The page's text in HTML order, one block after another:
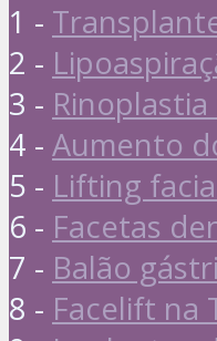
1 -
2 -
3 -
4 - Aumento
5 - Lifting
6 - Facetas
7 - Balão
8 - Facelift na